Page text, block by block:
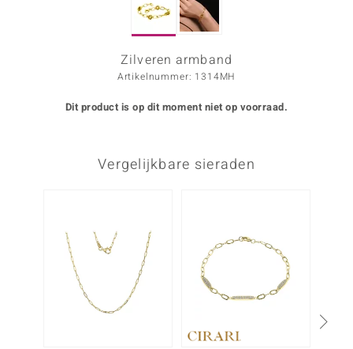
Zilveren armband
Artikelnummer: 1314MH
Dit product is op dit moment niet op voorraad.
Vergelijkbare sieraden